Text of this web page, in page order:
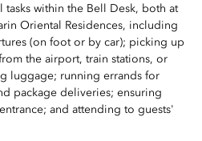
tasks within the Bell Desk, both at
Oriental Residences, including
(on foot or by car); picking up
the airport, train stations, or
luggage; running errands for
package deliveries; ensuring
and attending to guests'